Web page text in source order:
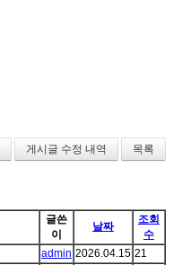
게시글 수정 내역 목록
글쓴
이
날짜
조회
수
admin 2026.04.15 21